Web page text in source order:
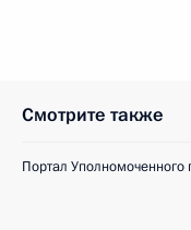
Смотрите также
Портал